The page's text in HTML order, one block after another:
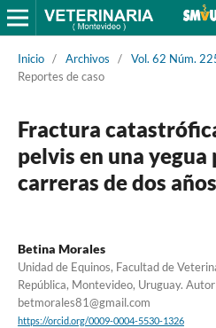
Inicio / Archivos / Vol. 62 Núm.
Reportes de caso
Fractura
pelvis en una yegua
carreras de dos años
Betina Morales
Unidad de Equinos, Facultad de
República, Montevideo, Uruguay.
betmorales81@gmail.com
https://orcid.org/0009-0004-5530-1326